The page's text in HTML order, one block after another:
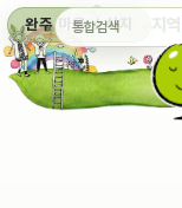
완주 마을 소식지 지
통합검색